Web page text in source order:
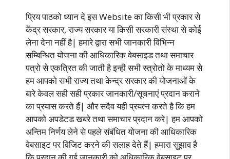
प्रिय पाठको ध्यान दे इस Website का किसी भी प्रकार से
केंद्र सरकार, राज्य सरकार या किसी सरकारी संस्था से कोई
लेना देना नहीं है| हमारे द्वारा सभी जानकारी विभिन्न
सम्बिन्धित योजना की आधिकारिक वेबसाइड तथा समाचार
पत्रो से एकत्रित की जाती है इन्ही सभी स्त्रोतो के माध्यम से
हम आपको सभी राज्य तथा केन्द्र सरकार की योजनाओं के
बारे केवल सही सही प्रकार जानकारी/सूचनाएं प्रदान कराने
का प्रयास करते हैं| और सदैव यही प्रयत्न करते है कि हम
आपको अपडेटड खबरे तथा समाचार प्रदान करे| हम आपको
अन्तिम निर्णय लेने से पहले संबंधित योजना की आधिकारिक
वेबसाइट पर विजिट करने की सलाह देते हैं| हमारा सुझाव है